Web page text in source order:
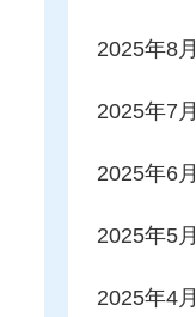
2025年8月
2025年7月
2025年6月
2025年5月
2025年4月